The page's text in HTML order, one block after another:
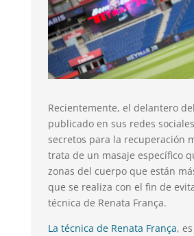
Recientemente, el delantero
publicado en sus redes
secretos para la recuperación
trata de un masaje específico
zonas del cuerpo que están
que se realiza con el fin de
técnica de Renata França.
La técnica de Renata França,